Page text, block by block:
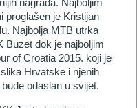
nagrada. Najboljim
proglašen je Kristijan
Najbolja MTB utrka
Buzet dok je najboljim
of Croatia 2015. koji je
Hrvatske i njenih
odaslan u svijet.